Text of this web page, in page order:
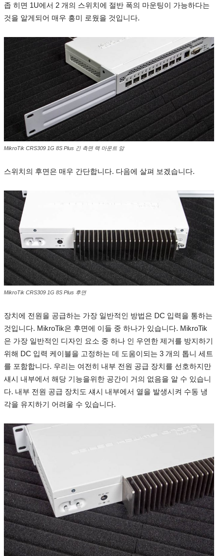
좁 히면 1U에서 2 개의 스위치에 절반 폭의 마운팅이 가능하다는
것을 알게되어 매우 흥미 로웠을 것입니다.
MikroTik CRS309 1G 8S Plus 긴 측면 랙 마운트 암
스위치의 후면은 매우 간단합니다. 다음에 살펴 보겠습니다.
MikroTik CRS309 1G 8S Plus 후면
장치에 전원을 공급하는 가장 일반적인 방법은 DC 입력을 통하는
것입니다. MikroTik은 후면에 이들 중 하나가 있습니다. MikroTik
은 가장 일반적인 디자인 요소 중 하나 인 우연한 제거를 방지하기
위해 DC 입력 케이블을 고정하는 데 도움이되는 3 개의 톱니 세트
를 포함합니다. 우리는 여전히 내부 전원 공급 장치를 선호하지만
섀시 내부에서 해당 기능을위한 공간이 거의 없음을 알 수 있습니
다. 내부 전원 공급 장치도 섀시 내부에서 열을 발생시켜 수동 냉
각을 유지하기 어려울 수 있습니다.